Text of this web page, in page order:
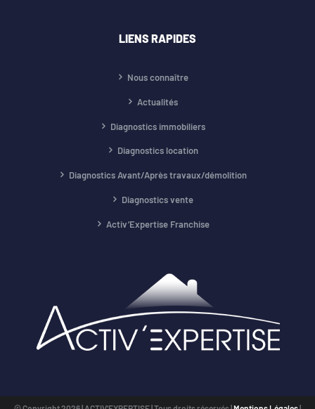
LIENS RAPIDES
Nous connaître
Actualités
Diagnostics immobiliers
Diagnostics location
Diagnostics Avant/Après travaux/démolition
Diagnostics vente
Activ’Expertise Franchise